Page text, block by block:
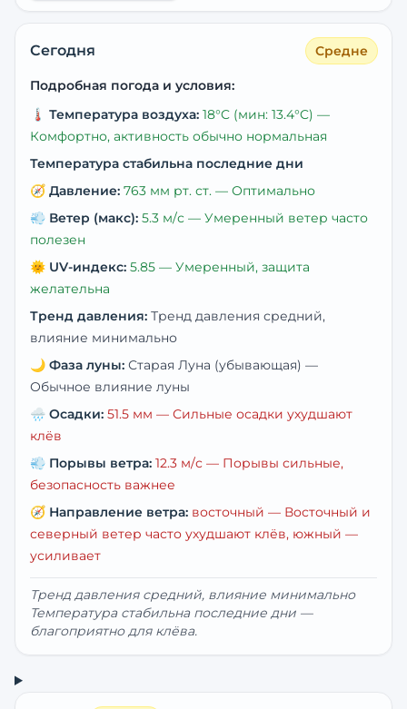
Сегодня Средне
Подробная погода и условия:
🌡️ Температура воздуха: 18°C (мин: 13.4°C) —
Комфортно, активность обычно нормальная
Температура стабильна последние дни
🧭 Давление: 763 мм рт. ст. — Оптимально
💨 Ветер (макс): 5.3 м/с — Умеренный ветер часто
полезен
🌞 UV-индекс: 5.85 — Умеренный, защита
желательна
Тренд давления: Тренд давления средний,
влияние минимально
🌙 Фаза луны: Старая Луна (убывающая) —
Обычное влияние луны
🌧️ Осадки: 51.5 мм — Сильные осадки ухудшают
клёв
💨 Порывы ветра: 12.3 м/с — Порывы сильные,
безопасность важнее
🧭 Направление ветра: восточный — Восточный и
северный ветер часто ухудшают клёв, южный —
усиливает
Тренд давления средний, влияние минимально
Температура стабильна последние дни —
благоприятно для клёва.